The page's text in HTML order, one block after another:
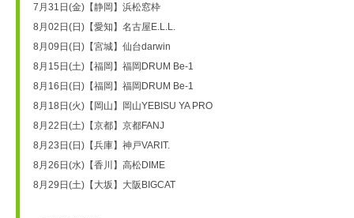
7月31日(金)【静岡】浜松窓枠
8月02日(日)【愛知】名古屋E.L.L.
8月09日(日)【宮城】仙台darwin
8月15日(土)【福岡】福岡DRUM Be-1
8月16日(日)【福岡】福岡DRUM Be-1
8月18日(火)【岡山】岡山YEBISU YA PRO
8月22日(土)【京都】京都FANJ
8月23日(日)【兵庫】神戸VARIT.
8月26日(水)【香川】高松DIME
8月29日(土)【大坂】大阪BIGCAT